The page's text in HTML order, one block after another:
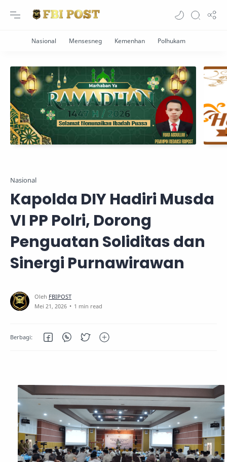
Nasional
Kapolda DIY Hadiri Musda
VI PP Polri, Dorong
Penguatan Soliditas dan
Sinergi Purnawirawan
1 min read